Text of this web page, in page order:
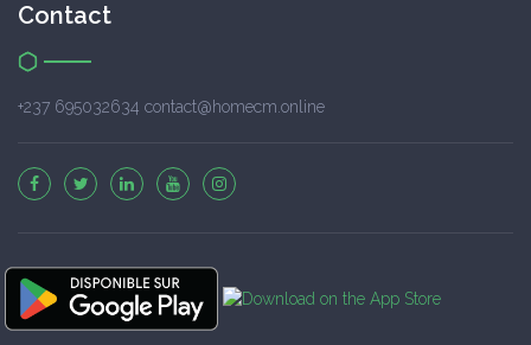
Contact
+237 695032634 contact@homecm.online